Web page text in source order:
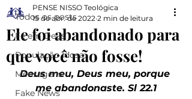
Todos os posts
Fé em Deus
População Idosa
Mensagens
Fake News
Ele foi abandonado para
que você não fosse!
PENSE NISSO Teológica
15 de abr. de 2022 2 min de leitura
Deus meu, Deus meu, porque
me abandonaste. Sl 22.1